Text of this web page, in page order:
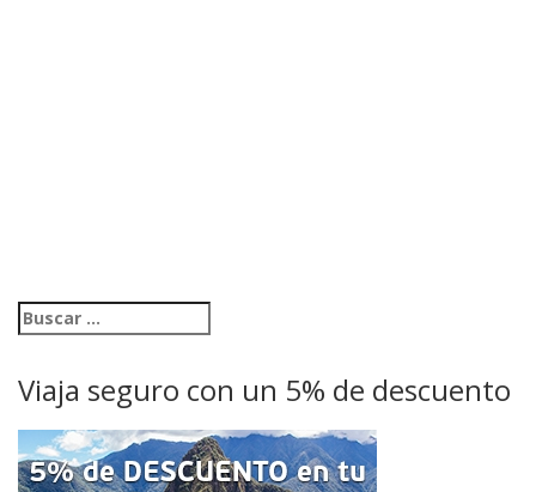
Viaja seguro con un 5% de descuento